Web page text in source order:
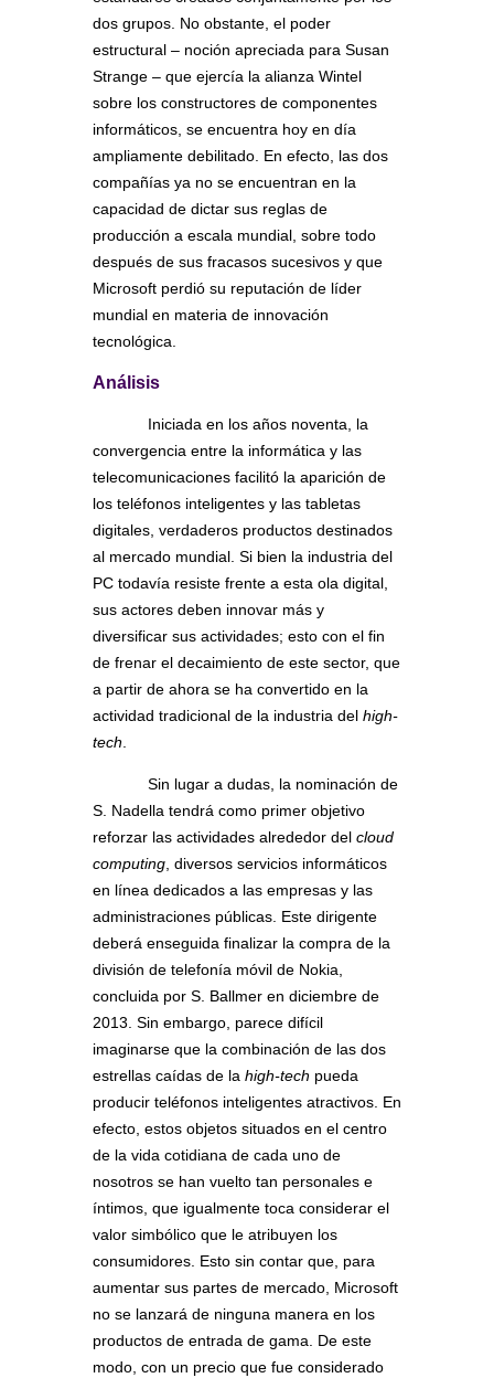
dos grupos. No obstante, el poder
estructural – noción apreciada para Susan
Strange – que ejercía la alianza Wintel
sobre los constructores de componentes
informáticos, se encuentra hoy en día
ampliamente debilitado. En efecto, las dos
compañías ya no se encuentran en la
capacidad de dictar sus reglas de
producción a escala mundial, sobre todo
después de sus fracasos sucesivos y que
Microsoft perdió su reputación de líder
mundial en materia de innovación
tecnológica.
Análisis
Iniciada en los años noventa, la
convergencia entre la informática y las
telecomunicaciones facilitó la aparición de
los teléfonos inteligentes y las tabletas
digitales, verdaderos productos destinados
al mercado mundial. Si bien la industria del
PC todavía resiste frente a esta ola digital,
sus actores deben innovar más y
diversificar sus actividades; esto con el fin
de frenar el decaimiento de este sector, que
a partir de ahora se ha convertido en la
actividad tradicional de la industria del high-
tech
Sin lugar a dudas, la nominación de
S. Nadella tendrá como primer objetivo
reforzar las actividades alrededor del cloud
computing , diversos servicios informáticos
en línea dedicados a las empresas y las
administraciones públicas. Este dirigente
deberá enseguida finalizar la compra de la
división de telefonía móvil de Nokia,
concluida por S. Ballmer en diciembre de
2013. Sin embargo, parece difícil
imaginarse que la combinación de las dos
estrellas caídas de la high-tech pueda
producir teléfonos inteligentes atractivos. En
efecto, estos objetos situados en el centro
de la vida cotidiana de cada uno de
nosotros se han vuelto tan personales e
íntimos, que igualmente toca considerar el
valor simbólico que le atribuyen los
consumidores. Esto sin contar que, para
aumentar sus partes de mercado, Microsoft
no se lanzará de ninguna manera en los
productos de entrada de gama. De este
modo, con un precio que fue considerado